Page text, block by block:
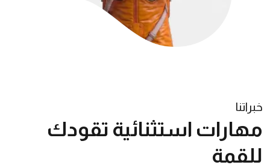
خبراتنا
مهارات استثنائية تقودك
للقمة